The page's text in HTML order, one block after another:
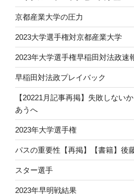
京都産業大学の圧力
2023大学選手権対京都産業大学
2023年大学選手権早稲田対法政速
早稲田対法政プレイバック
【20221月記事再掲】失敗しない
あうへ
2023年大学選手権
パスの重要性【再掲】【書籍】後
スター選手
2023年早明戦結果